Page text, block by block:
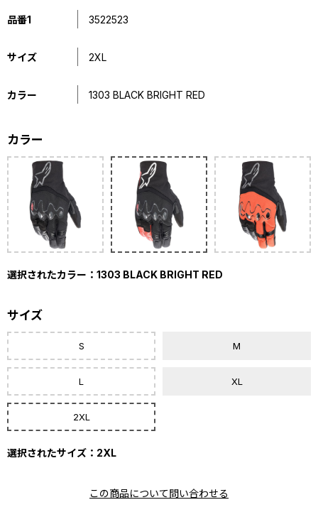
品番1 3522523
サイズ 2XL
カラー 1303 BLACK BRIGHT RED
カラー
選択されたカラー：1303 BLACK BRIGHT RED
サイズ
S M
L XL
2XL
選択されたサイズ：2XL
この商品について問い合わせる